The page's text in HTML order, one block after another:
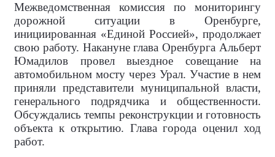
Межведомственная комиссия по мониторингу
дорожной ситуации в Оренбурге,
инициированная «Единой Россией», продолжает
свою работу. Накануне глава Оренбурга Альберт
Юмадилов провел выездное совещание на
автомобильном мосту через Урал. Участие в нем
приняли представители муниципальной власти,
генерального подрядчика и общественности.
Обсуждались темпы реконструкции и готовность
объекта к открытию. Глава города оценил ход
работ.